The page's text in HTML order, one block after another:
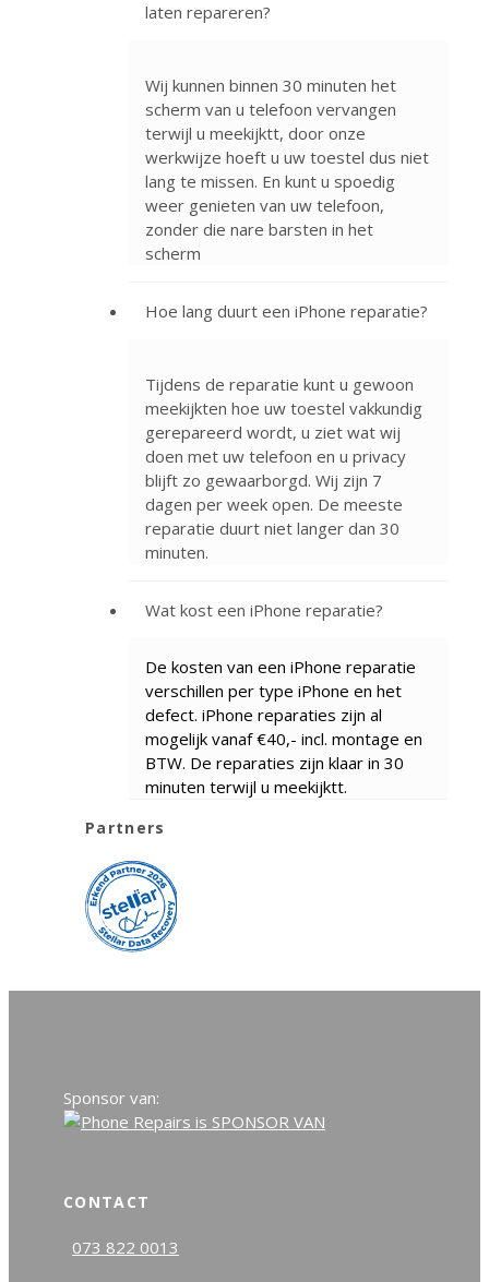
laten repareren?
Wij kunnen binnen 30 minuten het
scherm van u telefoon vervangen
terwijl u meekijktt, door onze
werkwijze hoeft u uw toestel dus niet
lang te missen. En kunt u spoedig
weer genieten van uw telefoon,
zonder die nare barsten in het
scherm
Hoe lang duurt een iPhone reparatie?
Tijdens de reparatie kunt u gewoon
meekijkten hoe uw toestel vakkundig
gerepareerd wordt, u ziet wat wij
doen met uw telefoon en u privacy
blijft zo gewaarborgd. Wij zijn 7
dagen per week open. De meeste
reparatie duurt niet langer dan 30
minuten.
Wat kost een iPhone reparatie?
De kosten van een iPhone reparatie
verschillen per type iPhone en het
defect. iPhone reparaties zijn al
mogelijk vanaf €40,- incl. montage en
BTW. De reparaties zijn klaar in 30
minuten terwijl u meekijktt.
Partners
Sponsor van:
CONTACT
073 822 0013